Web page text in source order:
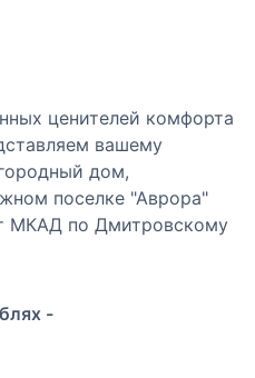
ценителей комфорта
вашему
дом,
поселке "Аврора"
МКАД по Дмитровскому
921.1 квадратных
участке
-